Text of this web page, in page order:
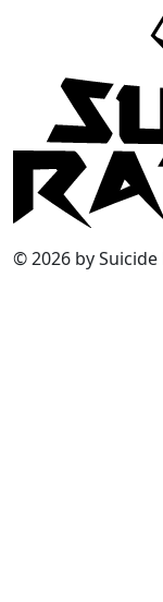
© 2026 by